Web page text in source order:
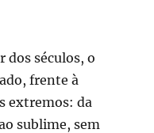
séculos, o
frente à
extremos: da
sublime, sem